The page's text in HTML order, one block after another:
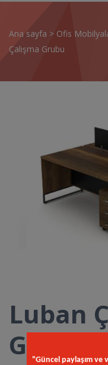
Ana sayfa > Ofis
Çalışma Grubu
Luban
Grubu
"Güncel paylaşım ve